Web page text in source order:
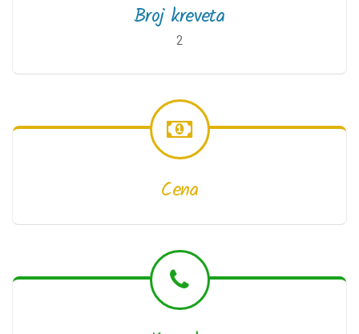
Broj kreveta
2
Cena